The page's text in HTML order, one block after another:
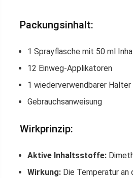
Packungsinhalt:
1 Sprayflasche mit 50 ml
12 Einweg-Applikatoren
1 wiederverwendbarer Halter
Gebrauchsanweisung
Wirkprinzip:
Aktive Inhaltsstoffe:
Wirkung: Die Temperatur an